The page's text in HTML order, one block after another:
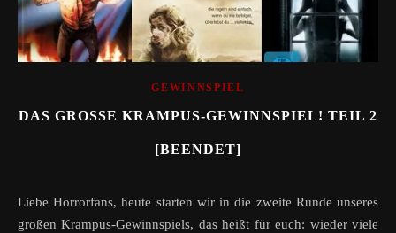
GEWINNSPIEL
DAS GROSSE KRAMPUS-GEWINNSPIEL! TEIL 2 [
BEENDET]
Liebe Horrorfans, heute starten wir in die zweite Runde unseres
großen Krampus-Gewinnspiels, das heißt für euch: wieder viele